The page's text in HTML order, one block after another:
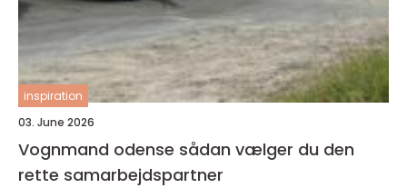
inspiration
03. June 2026
Vognmand odense sådan vælger du den
rette samarbejdspartner